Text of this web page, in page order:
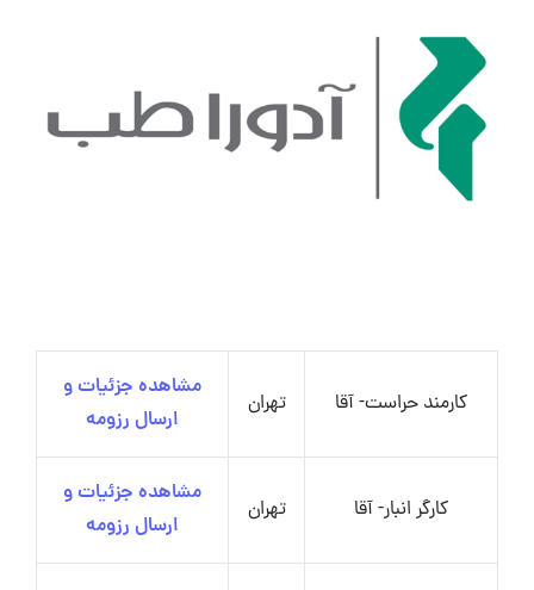
کارمند حراست- آقا تهران
مشاهده جزئیات و
ارسال رزومه
کارگر انبار- آقا تهران
مشاهده جزئیات و
ارسال رزومه